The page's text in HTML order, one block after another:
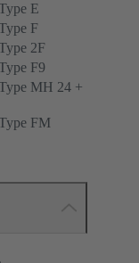
E
F
2F
F9
MH 24 +
FM